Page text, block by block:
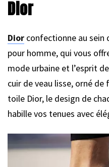
Dior
Dior confectionne au sein
pour homme, qui vous
mode urbaine et l’esprit
cuir de veau lisse, orné
toile Dior, le design de
habille vos tenues avec